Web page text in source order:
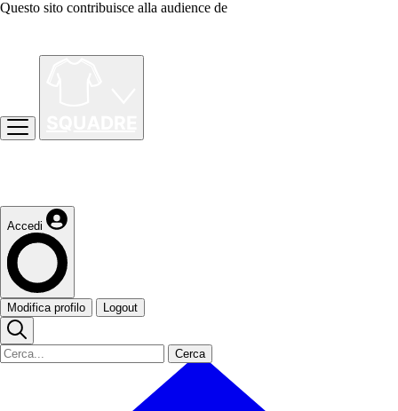
Questo sito contribuisce alla audience de
Accedi
Modifica profilo Logout
Cerca